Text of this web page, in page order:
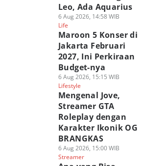
Leo, Ada Aquarius
6 Aug 2026, 14:58 WIB
Life
Maroon 5 Konser di
Jakarta Februari
2027, Ini Perkiraan
Budget-nya
6 Aug 2026, 15:15 WIB
Lifestyle
Mengenal Jove,
Streamer GTA
Roleplay dengan
Karakter Ikonik OG
BRANGKAS
6 Aug 2026, 15:00 WIB
Streamer